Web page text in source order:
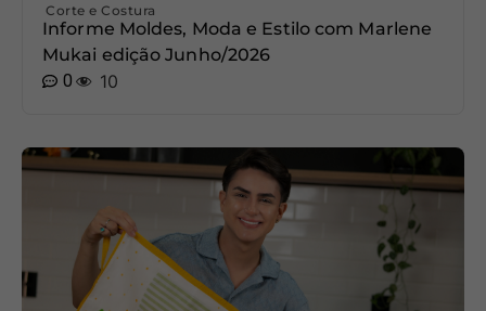
Corte e Costura
Informe Moldes, Moda e Estilo com Marlene
Mukai edição Junho/2026
0
10